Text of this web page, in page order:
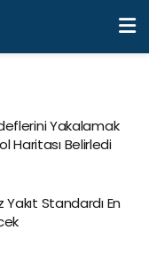
Yakalamak
Haritası Belirledi
Standardı En